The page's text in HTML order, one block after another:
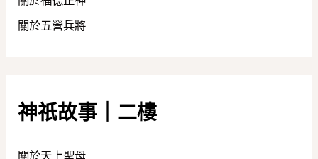
關於五營兵將
神祇故事｜二樓
關於天上聖母